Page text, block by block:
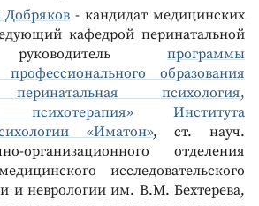
Добряков - кандидат медицинских
кафедрой перинатальной
руководитель программы
профессионального образования
психология,
психотерапия»
Института
«Иматон», ст. науч.
организационного отделения
исследовательского
и неврологии им. В.М. Бехтерева,